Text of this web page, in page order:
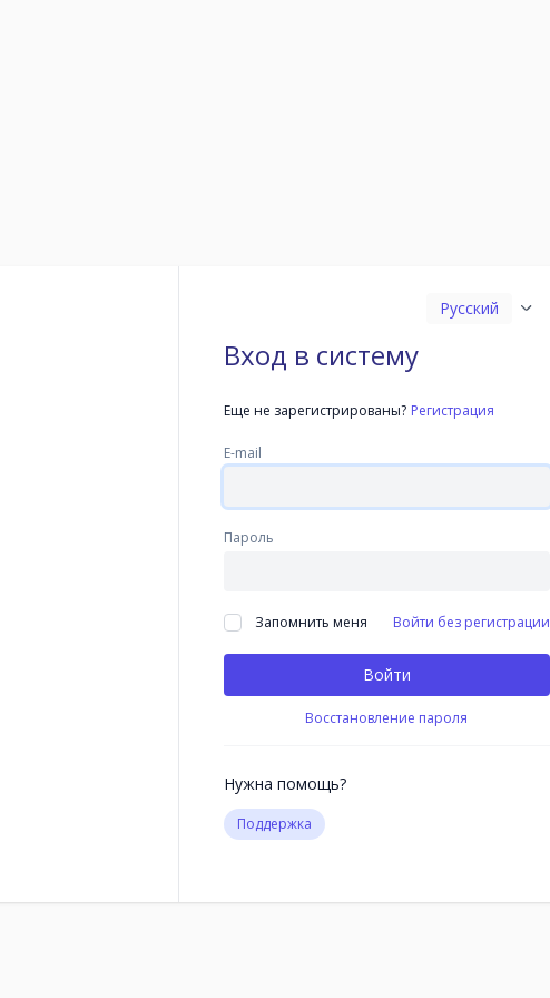
Русский
Вход в систему
Еще не зарегистрированы? Регистрация
E-mail
Пароль
Запомнить меня Войти без регистрации
Войти
Восстановление пароля
Нужна помощь?
Поддержка